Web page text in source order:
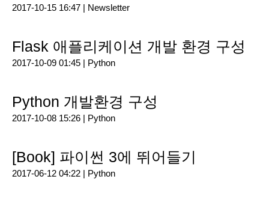
2017-10-15 16:47 | Newsletter
Flask 애플리케이션 개발 환경 구성
2017-10-09 01:45 | Python
Python 개발환경 구성
2017-10-08 15:26 | Python
[Book] 파이썬 3에 뛰어들기
2017-06-12 04:22 | Python